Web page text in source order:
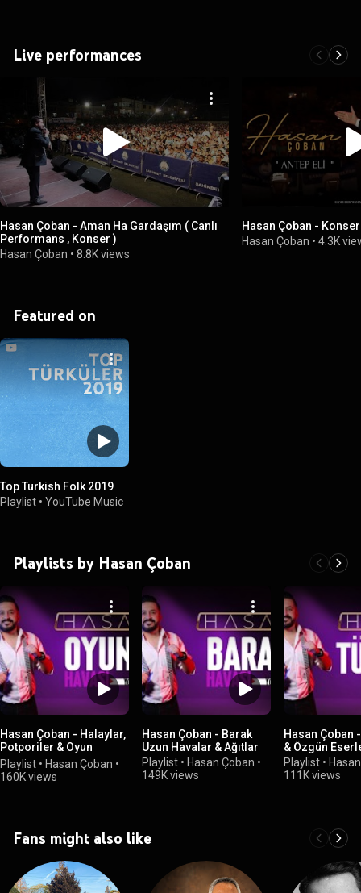
Live performances
Hasan Çoban - Aman Ha Gardaşım ( Canlı
Performans , Konser )
Hasan Çoban • 8.8K views
Hasan Çoban - Konser
Hasan Çoban •4.3K
Featured on
Top Turkish Folk 2019
Playlist • YouTube Music
Playlists by Hasan Çoban
Hasan Çoban - Halaylar,
Potporiler & Oyun
Havaları
Playlist • Hasan Çoban •
160K views
Hasan Çoban - Barak
Uzun Havalar & Ağıtlar
Playlist • Hasan Çoban •
149K views
Hasan Çoban
& Özgün
Playlist •
111K views
Fans might also like